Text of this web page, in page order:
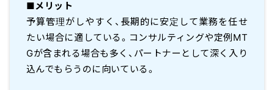
■メリット
予算管理がしやすく、長期的に安定して業務を任せ
たい場合に適している。コンサルティングや定例MT
Gが含まれる場合も多く、パートナーとして深く入り
込んでもらうのに向いている。